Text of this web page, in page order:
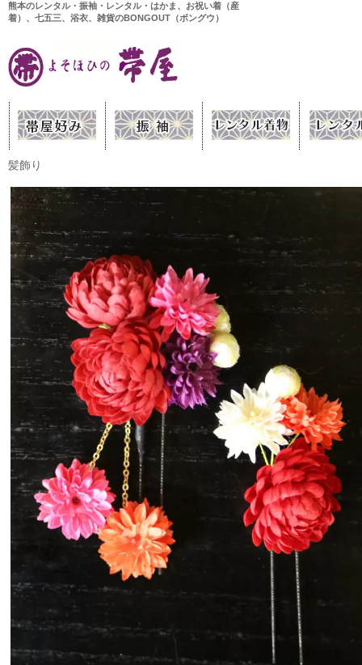
熊本のレンタル・振袖・レンタル・はかま、お祝い着（産
着）、七五三、浴衣、雑貨のBONGOUT（ボングウ）
髪飾り